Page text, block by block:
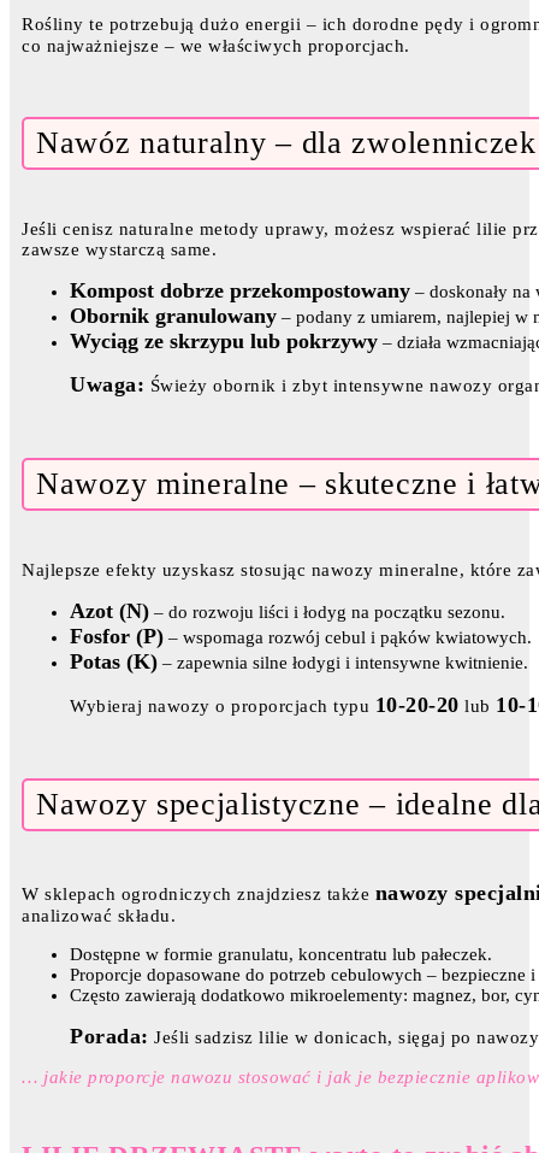
Rośliny te potrzebują dużo energii – ich dorodne pędy i
co najważniejsze – we właściwych proporcjach.
Nawóz naturalny – dla
Jeśli cenisz naturalne metody uprawy, możesz wspierać lilie
zawsze wystarczą same.
Kompost dobrze przekompostowany – doskonały
Obornik granulowany – podany z umiarem, najlepiej w
Wyciąg ze skrzypu lub pokrzywy – działa
Uwaga: Świeży obornik i zbyt intensywne nawozy
Nawozy mineralne – skuteczne i
Najlepsze efekty uzyskasz stosując nawozy mineralne, które
Azot (N) – do rozwoju liści i łodyg na początku sezonu.
Fosfor (P) – wspomaga rozwój cebul i pąków kwiatowych.
Potas (K) – zapewnia silne łodygi i intensywne kwitnienie.
Wybieraj nawozy o proporcjach typu 10-20-20 lub 10-
Nawozy specjalistyczne – idealne
W sklepach ogrodniczych znajdziesz także nawozy
analizować składu.
Dostępne w formie granulatu, koncentratu lub pałeczek.
Proporcje dopasowane do potrzeb cebulowych – bezpieczne i
Często zawierają dodatkowo mikroelementy: magnez, bor,
Porada: Jeśli sadzisz lilie w donicach, sięgaj po
… jakie proporcje nawozu stosować i jak je bezpiecznie